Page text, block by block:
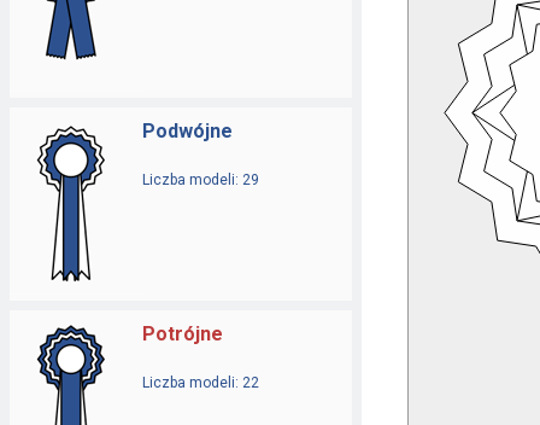
Podwójne
Liczba modeli: 29
Potrójne
Liczba modeli: 22